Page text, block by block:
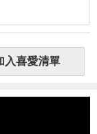
入喜愛清單